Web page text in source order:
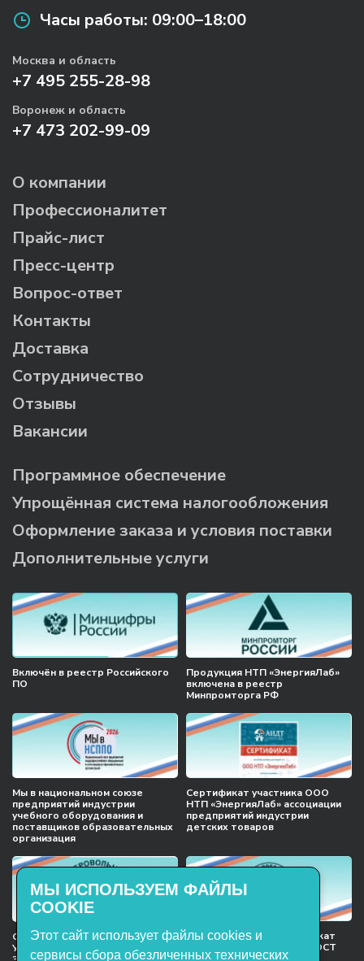
Часы работы: 09:00–18:00
Москва и область
+7 495 255-28-98
Воронеж и область
+7 473 202-99-09
О компании
Профессионалитет
Прайс-лист
Пресс-центр
Вопрос-ответ
Контакты
Доставка
Сотрудничество
Отзывы
Вакансии
Программное обеспечение
Упрощённая система налогообложения
Оформление заказа и условия поставки
Дополнительные услуги
Включён в реестр Российского
ПО
Продукция НТП «ЭнергияЛаб»
включена в реестр
Минпромторга РФ
Мы в национальном союзе
предприятий индустрии
учебного оборудования и
поставщиков образовательных
организация
Сертификат участника ООО
НТП «ЭнергияЛаб» ассоциации
предприятий индустрии
детских товаров
Сертификат соответствия
Учебное оборудование, марки
Международный сертификат
менеджмента качества ГОСТ
МЫ ИСПОЛЬЗУЕМ ФАЙЛЫ
COOKIE
Этот сайт использует файлы cookies и
сервисы сбора обезличенных технических